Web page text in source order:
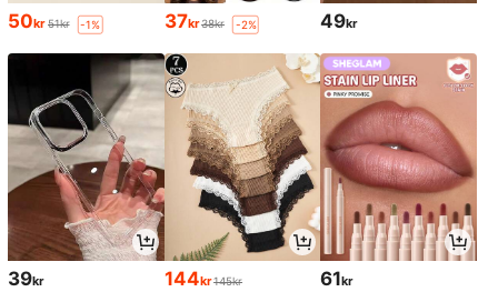
50kr 51kr -1% 37kr38kr -2% 49kr
39kr 144kr145kr 61kr